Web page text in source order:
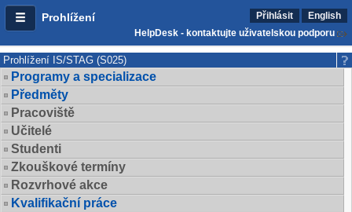
Prohlížení Přihlásit
English
HelpDesk - kontaktujte uživatelskou podporu
Prohlížení IS/STAG (S025)
Programy a specializace
Předměty
Pracoviště
Učitelé
Studenti
Zkouškové termíny
Rozvrhové akce
Kvalifikační práce